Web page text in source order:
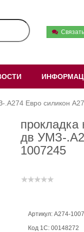
.А274 Евро силикон
дв УМЗ-
1007245
Артикул: А274-
Код 1С: 00148272